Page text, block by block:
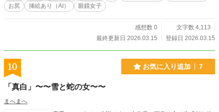
お尻
挿絵あり（AI） 眼鏡女子
感想数 0
文字数 4,113
最終更新日 2026.03.15
登録日 2026.03.15
10 お気に入り追加 7
「真白」〜〜雪と蛇の女〜〜
まへまへ